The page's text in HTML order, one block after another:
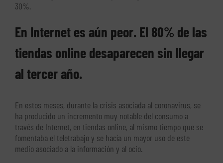
30%.
En Internet es aún peor. El 80% de las
tiendas online desaparecen sin llegar
al tercer año.
En estos meses, durante la crisis asociada al coronavirus, se
ha producido un incremento muy notable del consumo a
través de Internet, en tiendas online, al mismo tiempo que se
fomentaba el teletrabajo y se hacía un mayor uso de este
medio asociado a la información y al ocio.